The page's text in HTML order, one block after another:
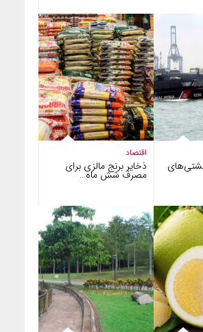
اقتصاد
ذخایر برنج مالزی برای
مصرف شش ماه…